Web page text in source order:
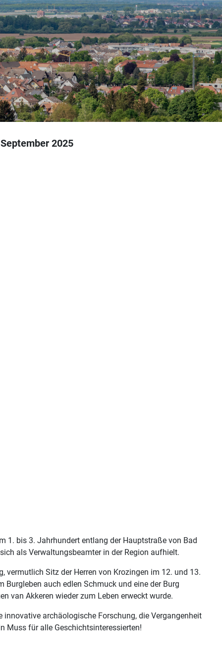
2025
1. bis 3. Jahrhundert entlang der Hauptstraße von Bad
als Verwaltungsbeamter in der Region aufhielt.
vermutlich Sitz der Herren von Krozingen im 12. und 13.
auch edlen Schmuck und eine der Burg
van Akkeren wieder zum Leben erweckt wurde.
archäologische Forschung, die Vergangenheit
Muss für alle Geschichtsinteressierten!